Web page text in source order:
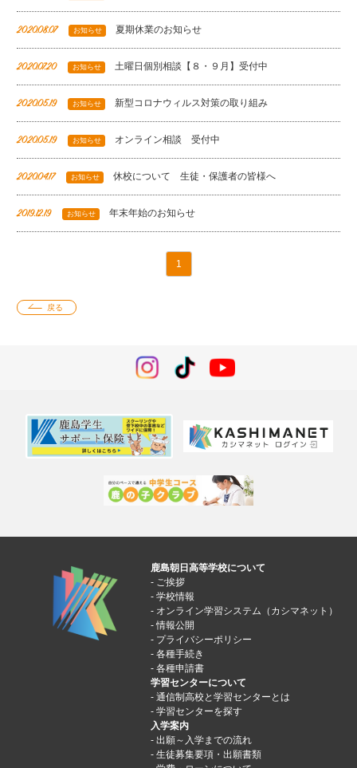
2020.08.07 お知らせ 夏期休業のお知らせ
2020.07.20 お知らせ 土曜日個別相談【８・９月】受付中
2020.05.19 お知らせ 新型コロナウィルス対策の取り組み
2020.05.19 お知らせ オンライン相談 受付中
2020.04.17 お知らせ 休校について 生徒・保護者の皆様へ
2019.12.19 お知らせ 年末年始のお知らせ
1
戻る
鹿島朝日高等学校について
ご挨拶
学校情報
オンライン学習システム（カシマネット）
情報公開
プライバシーポリシー
各種手続き
各種申請書
学習センターについて
通信制高校と学習センターとは
学習センターを探す
入学案内
出願～入学までの流れ
生徒募集要項・出願書類